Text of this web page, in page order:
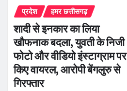
प्रदेश हमर छत्तीसगढ़
शादी से इनकार का लिया
खौफनाक बदला, युवती के निजी
फोटो और वीडियो इंस्टाग्राम पर
किए वायरल, आरोपी बेंगलुरु से
गिरफ्तार